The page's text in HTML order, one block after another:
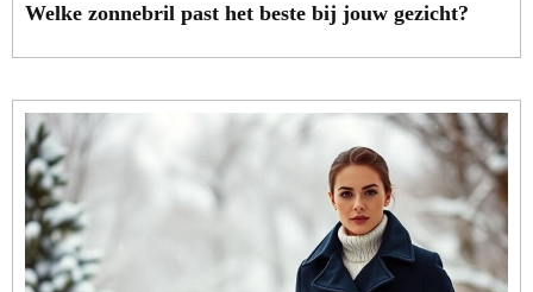
Welke zonnebril past het beste bij jouw gezicht?